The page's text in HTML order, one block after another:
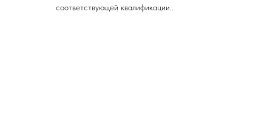
соответствующей квалификации..